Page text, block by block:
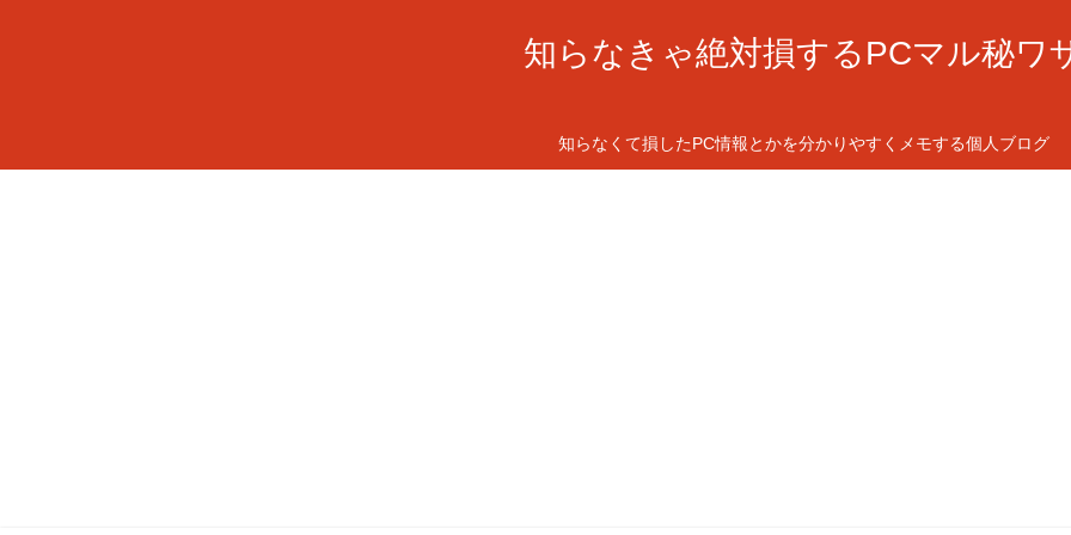
知らなきゃ絶対損するPCマル秘ワ
知らなくて損したPC情報とかを分かりやすくメモする個人ブログ